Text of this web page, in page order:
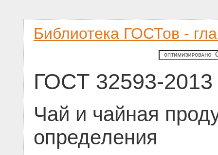
Библиотека ГОСТов -
ГОСТ 32593-2013
Чай и чайная
определения